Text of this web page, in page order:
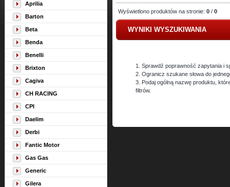
Aprilia
Barton
Beta
Benda
Benelli
Brixton
Cagiva
CH RACING
CPI
Daelim
Derbi
Fantic Motor
Gas Gas
Generic
Gilera
Wyświetlono produktów na stronie: 0 / 0
WYNIKI WYSZUKIWANIA
1. Sprawdź poprawność zapytania i
2. Ogranicz szukane słowa do
3. Podaj ogólną nazwę produktu,
filtrów.